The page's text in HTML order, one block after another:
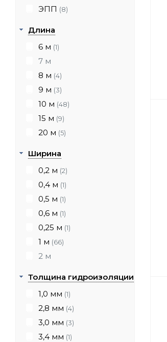
ЭПП (8)
Длина
6 м (1)
7 м
8 м (4)
9 м (3)
10 м (48)
15 м (9)
20 м (5)
Ширина
0,2 м (2)
0,4 м (1)
0,5 м (1)
0,6 м (1)
0,25 м (1)
1 м (66)
2 м
Толщина гидроизоляции
1,0 мм (1)
2,8 мм (4)
3,0 мм (3)
3,4 мм (1)